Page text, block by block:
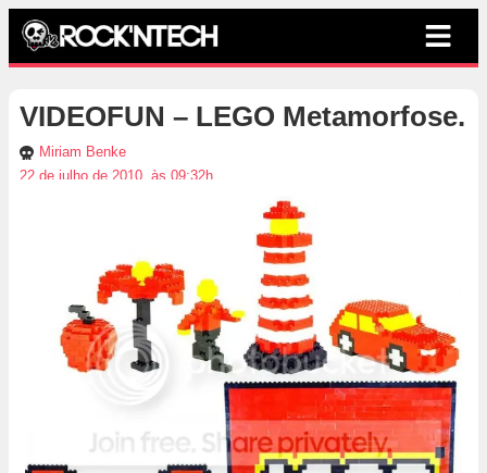
VIDEOFUN – LEGO Metamorfose.
Miriam Benke
22 de julho de 2010, às 09:32h